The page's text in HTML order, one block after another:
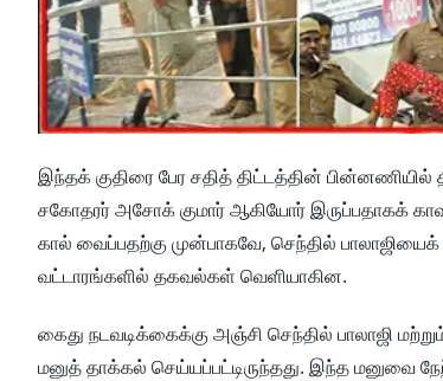
இந்தக் குதிரை பேர சதித் திட்டத்தின் பின்னணியில்
சகோதரர் அசோக் குமார் ஆகியோர் இருப்பதாகக்
கால் வைப்பதற்கு முன்பாகவே, செந்தில்
வட்டாரங்களில் தகவல்கள் வெளியாகின.
கைது நடவடிக்கைக்கு அஞ்சி செந்தில் பாலாஜி
மனுத் தாக்கல் செய்யப்பட்டிருந்தது. இந்த மனுவை